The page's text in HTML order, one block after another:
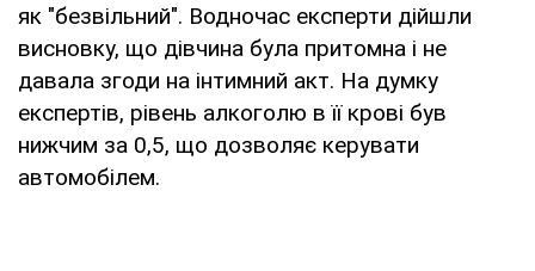
як "безвільний". Водночас експерти дійшли
висновку, що дівчина була притомна і не
давала згоди на інтимний акт. На думку
експертів, рівень алкоголю в її крові був
нижчим за 0,5, що дозволяє керувати
автомобілем.